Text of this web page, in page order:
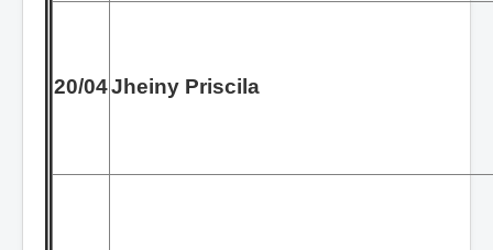
20/04Jheiny Priscila